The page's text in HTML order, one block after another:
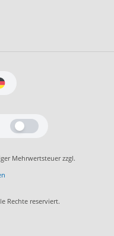
Mehrwertsteuer zzgl.
Rechte reserviert.